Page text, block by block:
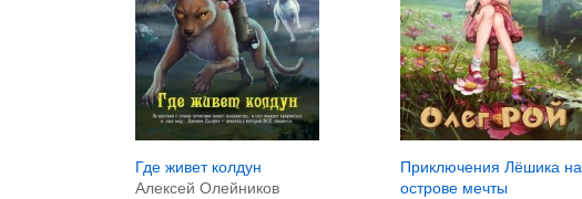
Где живет колдун
Алексей Олейников
Приключения Лёшика на
острове мечты